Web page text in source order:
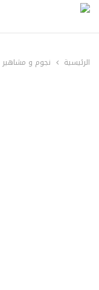
الرئيسية نجوم و مشاهير